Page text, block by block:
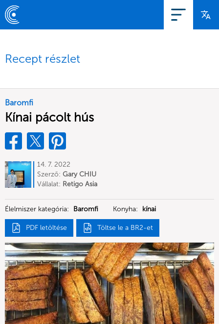
Recept részlet
Baromfi
Kínai pácolt hús
14. 7. 2022
Szerző: Gary CHIU
Vállalat: Retigo Asia
Élelmiszer kategória: Baromfi Konyha: kínai
PDF letöltése Töltse le a BR2-et